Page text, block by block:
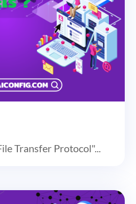
Transfer Protocol"...